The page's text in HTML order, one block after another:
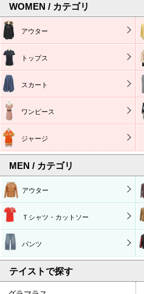
WOMEN / カテゴリ
アウター
トップス
スカート
ワンピース
ジャージ
MEN / カテゴリ
アウター
Ｔシャツ・カットソー
パンツ
テイストで探す